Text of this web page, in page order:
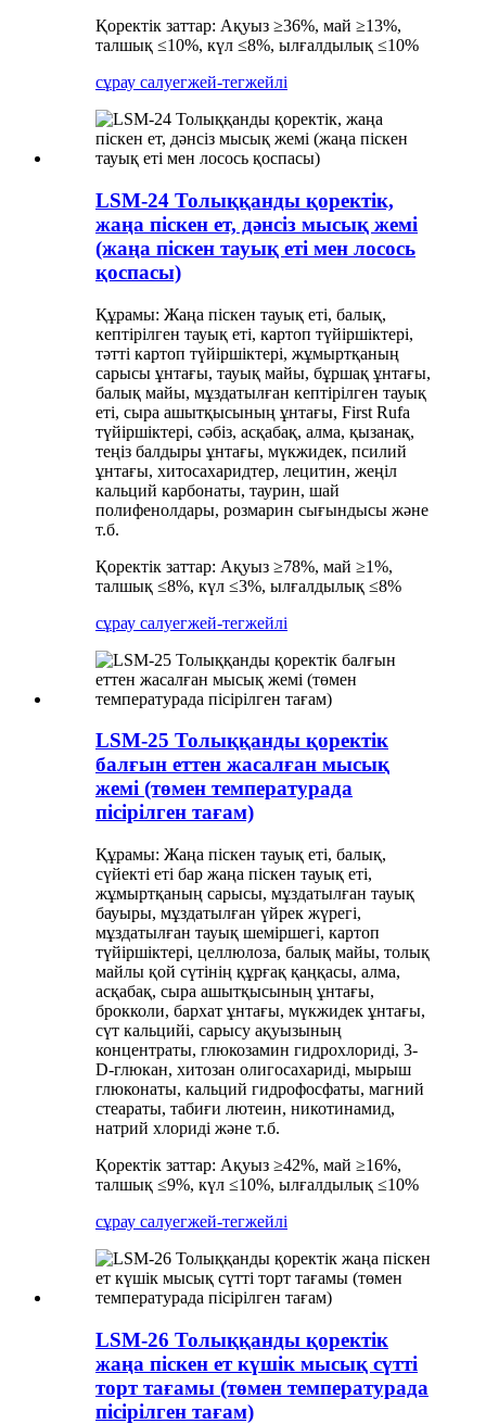
Қоректік заттар: Ақуыз ≥36%, май ≥13%,
талшық ≤10%, күл ≤8%, ылғалдылық ≤10%
сұрау салуегжей-тегжейлі
LSM-24 Толыққанды қоректік,
жаңа піскен ет, дәнсіз мысық жемі
(жаңа піскен тауық еті мен лосось
қоспасы)
Құрамы: Жаңа піскен тауық еті, балық,
кептірілген тауық еті, картоп түйіршіктері,
тәтті картоп түйіршіктері, жұмыртқаның
сарысы ұнтағы, тауық майы, бұршақ ұнтағы,
балық майы, мұздатылған кептірілген тауық
еті, сыра ашытқысының ұнтағы, First Rufa
түйіршіктері, сәбіз, асқабақ, алма, қызанақ,
теңіз балдыры ұнтағы, мүкжидек, псилий
ұнтағы, хитосахаридтер, лецитин, жеңіл
кальций карбонаты, таурин, шай
полифенолдары, розмарин сығындысы және
т.б.
Қоректік заттар: Ақуыз ≥78%, май ≥1%,
талшық ≤8%, күл ≤3%, ылғалдылық ≤8%
сұрау салуегжей-тегжейлі
LSM-25 Толыққанды қоректік
балғын еттен жасалған мысық
жемі (төмен температурада
пісірілген тағам)
Құрамы: Жаңа піскен тауық еті, балық,
сүйекті еті бар жаңа піскен тауық еті,
жұмыртқаның сарысы, мұздатылған тауық
бауыры, мұздатылған үйрек жүрегі,
мұздатылған тауық шеміршегі, картоп
түйіршіктері, целлюлоза, балық майы, толық
майлы қой сүтінің құрғақ қаңқасы, алма,
асқабақ, сыра ашытқысының ұнтағы,
брокколи, бархат ұнтағы, мүкжидек ұнтағы,
сүт кальцийі, сарысу ақуызының
концентраты, глюкозамин гидрохлориді, 3-
D-глюкан, хитозан олигосахариді, мырыш
глюконаты, кальций гидрофосфаты, магний
стеараты, табиғи лютеин, никотинамид,
натрий хлориді және т.б.
Қоректік заттар: Ақуыз ≥42%, май ≥16%,
талшық ≤9%, күл ≤10%, ылғалдылық ≤10%
сұрау салуегжей-тегжейлі
LSM-26 Толыққанды қоректік
жаңа піскен ет күшік мысық сүтті
торт тағамы (төмен температурада
пісірілген тағам)